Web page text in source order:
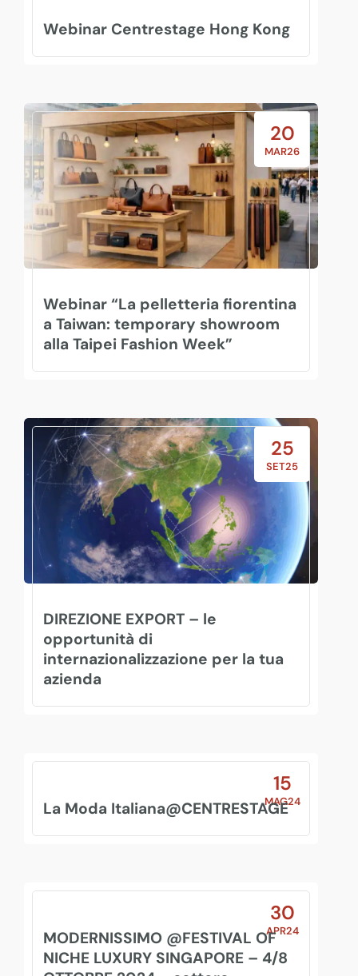
Webinar Centrestage Hong Kong
20
MAR26
Webinar “La pelletteria fiorentina
a Taiwan: temporary showroom
alla Taipei Fashion Week”
25
SET25
DIREZIONE EXPORT – le
opportunità di
internazionalizzazione per la tua
azienda
15
MAG24
La Moda Italiana@CENTRESTAGE
30
APR24
MODERNISSIMO @FESTIVAL OF
NICHE LUXURY SINGAPORE – 4/8